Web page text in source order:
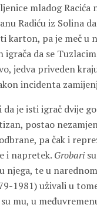
mladog Racića
Radiću iz Solina
karton, pa je meč u
igrača da se
jedva priveden
incidenta
je isti igrač dvije
postao
pa čak i
i napretek. Grobari
njega, te u
1981) uživali u
mu, u